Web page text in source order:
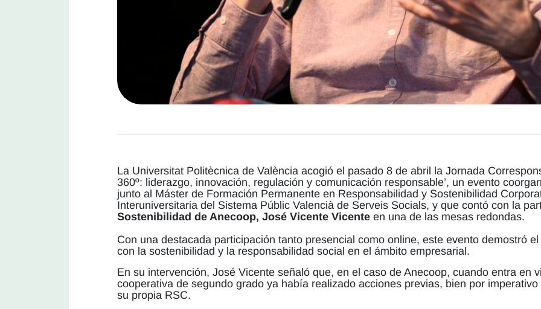
La Universitat Politècnica de València acogió el pasado 8 de abril la Jornada
360º: liderazgo, innovación, regulación y comunicación responsable’, un evento
junto al Máster de Formación Permanente en Responsabilidad y Sostenibilidad
Interuniversitaria del Sistema Públic Valencià de Serveis Socials, y que contó con la
Sostenibilidad de Anecoop, José Vicente Vicente en una de las mesas redondas.
Con una destacada participación tanto presencial como online, este evento demostró
con la sostenibilidad y la responsabilidad social en el ámbito empresarial.
En su intervención, José Vicente señaló que, en el caso de Anecoop, cuando entra en
cooperativa de segundo grado ya había realizado acciones previas, bien por
su propia RSC.